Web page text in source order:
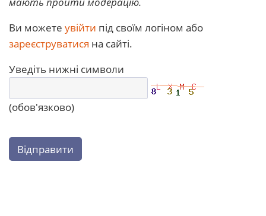
Ви можете увійти під своїм логіном або
зареєструватися на сайті.
Уведіть нижні символи
(обов'язково)
Відправити